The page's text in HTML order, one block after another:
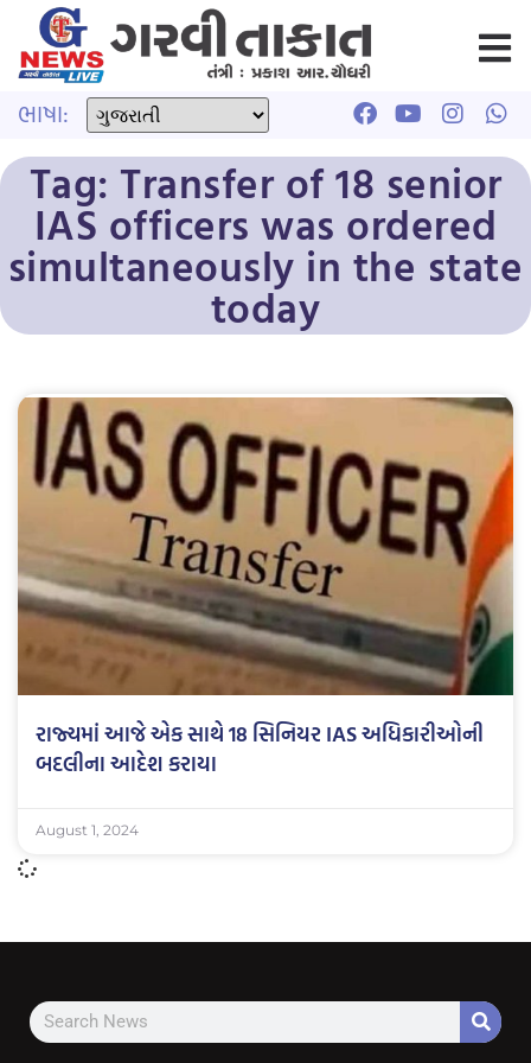
ભાષા:
Tag: Transfer of 18 senior
IAS officers was ordered
simultaneously in the state
today
રાજ્યમાં આજે એક સાથે 18 સિનિયર IAS અધિકારીઓની
બદલીના આદેશ કરાયા
August 1, 2024